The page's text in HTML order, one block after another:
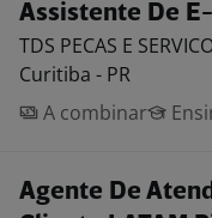
Assistente De
TDS PECAS E
Curitiba - PR
A combinar
Agente De